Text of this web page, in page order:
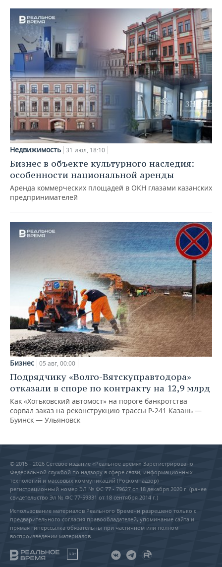
Недвижимость 31 июл, 18:10
Бизнес в объекте культурного наследия:
особенности национальной аренды
Аренда коммерческих площадей в ОКН глазами казанских
предпринимателей
Бизнес 05 авг, 00:00
Подрядчику «Волго-Вятскуправтодора»
отказали в споре по контракту на 12,9 млрд
Как «Хотьковский автомост» на пороге банкротства
сорвал заказ на реконструкцию трассы Р‑241 Казань —
Буинск — Ульяновск
© 2015 - 2026 Сетевое издание «Реальное время» Зарегистрировано
Федеральной службой по надзору в сфере связи, информационных
технологий и массовых коммуникаций (Роскомнадзор) –
регистрационный номер ЭЛ № ФС 77 - 79627 от 18 декабря 2020 г. (ранее
свидетельство Эл № ФС 77-59331 от 18 сентября 2014 г.)
Использование материалов Реального Времени разрешено только с
предварительного согласия правообладателей, упоминание сайта и
прямая гиперссылка обязательны при частичном или полном
воспроизведении материалов.
18+